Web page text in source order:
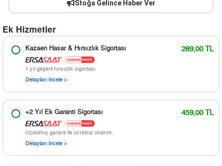
Stoğa Gelince Haber Ver
Ek Hizmetler
Kazaen Hasar & Hırsızlık Sigortası 289,00 TL
1 yıl geçerli hırsızlık sigortası
Detayları incele >
+2 Yıl Ek Garanti Sigortası 459,00 TL
Uzatılmış garanti ile ücretsiz onarım.
Detayları incele >